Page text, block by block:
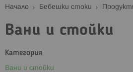
Начало Бебешки стоки
Вани и стойки
Категория
Вани и стойки